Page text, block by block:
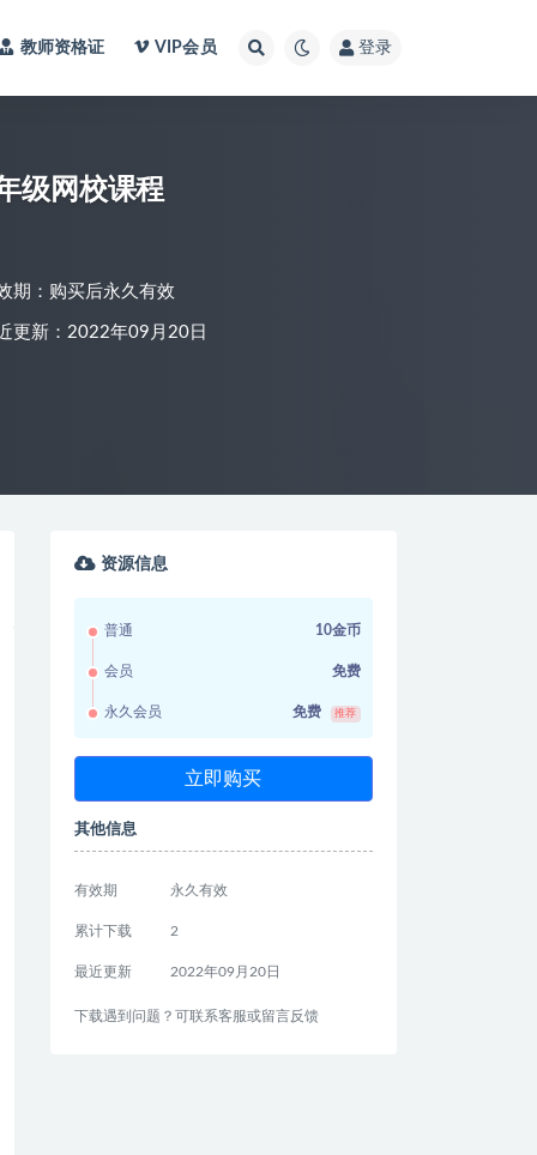
教师资格证 VIP会员 登录
级网校课程
期：购买后永久有效
更新：2022年09月20日
资源信息
普通 10金币
会员 免费
永久会员 免费 推荐
立即购买
其他信息
有效期 永久有效
累计下载 2
最近更新 2022年09月20日
下载遇到问题？可联系客服或留言反馈